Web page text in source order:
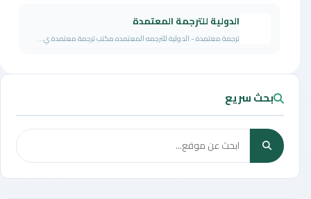
الدولية للترجمة المعتمدة
ترجمة معتمدة - الدولية للترجمه المعتمده مكتب ترجمة معتمدة ي...
بحث سريع